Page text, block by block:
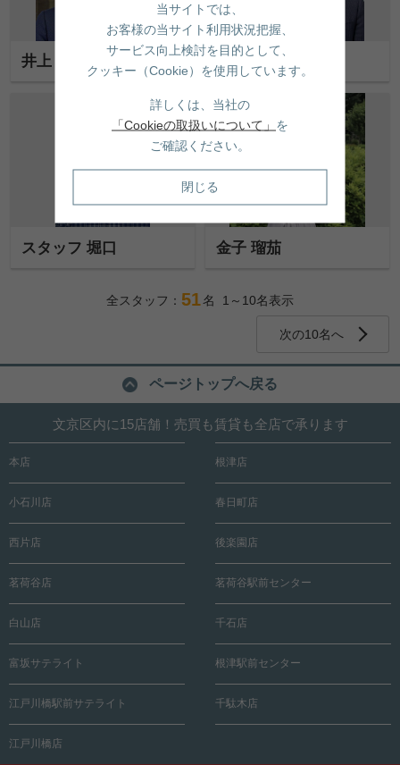
井上 健太 森下 茂樹
スタッフ 堀口 金子 瑠茄
全スタッフ： 51名 1～10名表示
次の10名へ
ページトップへ戻る
文京区内に15店舗！売買も賃貸も全店で承ります
本店 根津店
小石川店 春日町店
西片店 後楽園店
茗荷谷店 茗荷谷駅前センター
白山店 千石店
富坂サテライト 根津駅前センター
江戸川橋駅前サテライト 千駄木店
江戸川橋店
当サイトでは、
お客様の当サイト利用状況把握、
サービス向上検討を目的として、
クッキー（Cookie）を使用しています。
詳しくは、当社の
「Cookieの取扱いについて」 を
ご確認ください。
閉じる